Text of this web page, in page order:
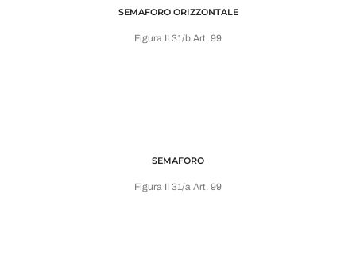
SEMAFORO ORIZZONTALE
Figura II 31/b Art. 99
SEMAFORO
Figura II 31/a Art. 99